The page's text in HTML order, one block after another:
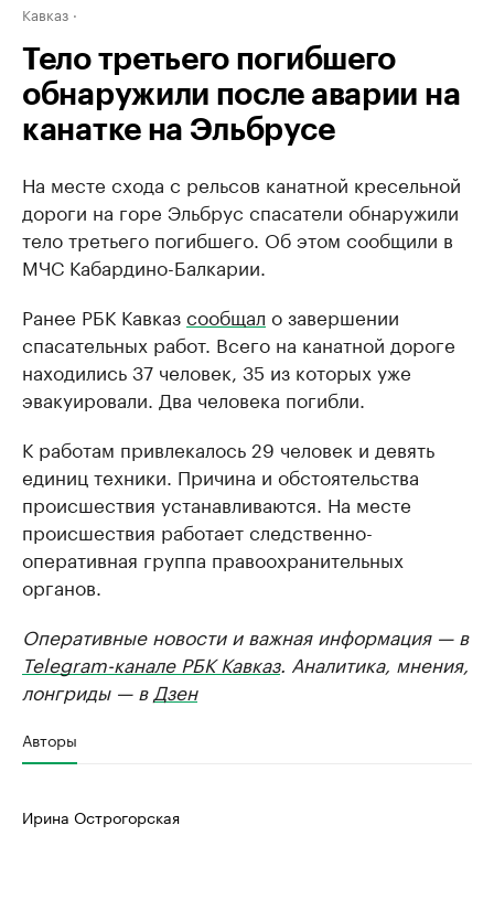
Кавказ
Тело третьего погибшего
обнаружили после аварии на
канатке на Эльбрусе
На месте схода с рельсов канатной кресельной
дороги на горе Эльбрус спасатели обнаружили
тело третьего погибшего. Об этом сообщили в
МЧС Кабардино-Балкарии.
Ранее РБК Кавказсообщал о завершении
спасательных работ. Всего на канатной дороге
находились 37 человек, 35 из которых уже
эвакуировали. Два человека погибли.
К работам привлекалось 29 человек и девять
единиц техники. Причина и обстоятельства
происшествия устанавливаются. На месте
происшествия работает следственно-
оперативная группа правоохранительных
органов.
Оперативные новости и важная информация — в
Telegram-канале РБК Кавказ. Аналитика, мнения,
лонгриды — в Дзен
Авторы
Ирина Острогорская